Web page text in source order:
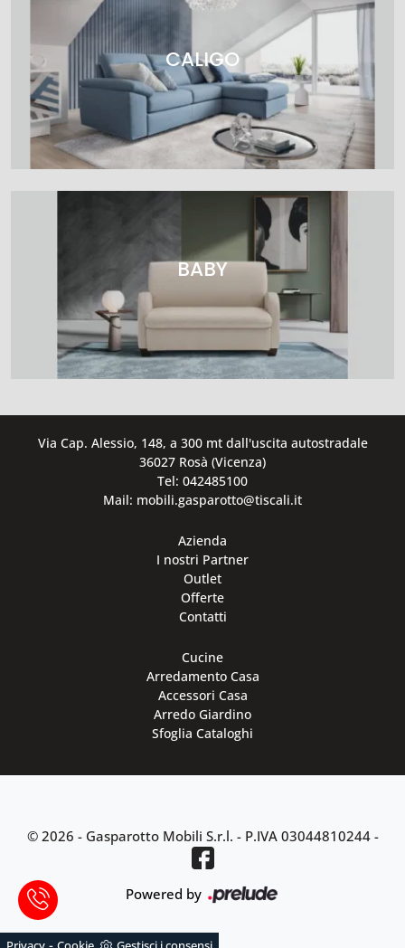
CALIGO
BABY
Via Cap. Alessio, 148, a 300 mt dall'uscita autostradale
36027 Rosà (Vicenza)
Tel: 042485100
Mail: mobili.gasparotto@tiscali.it
Azienda
I nostri Partner
Outlet
Offerte
Contatti
Cucine
Arredamento Casa
Accessori Casa
Arredo Giardino
Sfoglia Cataloghi
© 2026 - Gasparotto Mobili S.r.l. - P.IVA 03044810244-
Powered by
-